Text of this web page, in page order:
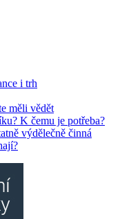
i trh
měli vědět
K čemu je potřeba?
výdělečně činná